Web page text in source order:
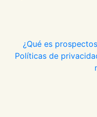
¿Qué es
Políticas de